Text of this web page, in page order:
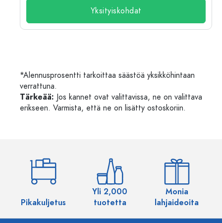
Yksityiskohdat
*Alennusprosentti tarkoittaa säästöä yksikköhintaan
verrattuna.
Tärkeää: Jos kannet ovat valittavissa, ne on valittava
erikseen. Varmista, että ne on lisätty ostoskoriin.
Pikakuljetus
Yli 2,000
tuotetta
Monia
lahjaideoita